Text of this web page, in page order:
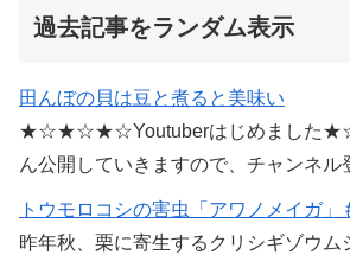
過去記事をランダム表示
田んぼの貝は豆と煮ると美味い
★☆★☆★☆Youtuberはじめました
ん公開していきますので、チャンネ
トウモロコシの害虫「アワノメイガ」
昨年秋、栗に寄生するクリシギゾウム